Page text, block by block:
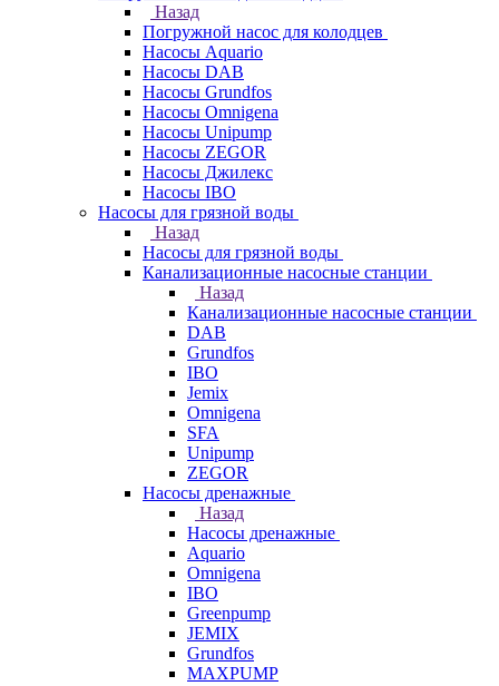
Назад
Погружной насос для колодцев
Насосы Aquario
Насосы DAB
Насосы Grundfos
Насосы Omnigena
Насосы Unipump
Насосы ZEGOR
Насосы Джилекс
Насосы IBO
Насосы для грязной воды
Назад
Насосы для грязной воды
Канализационные насосные станции
Назад
Канализационные насосные станции
DAB
Grundfos
IBO
Jemix
Omnigena
SFA
Unipump
ZEGOR
Насосы дренажные
Назад
Насосы дренажные
Aquario
Omnigena
IBO
Greenpump
JEMIX
Grundfos
MAXPUMP